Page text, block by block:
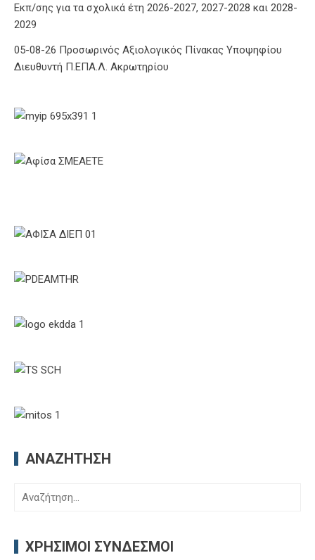
Εκπ/σης για τα σχολικά έτη 2026-2027, 2027-2028 και 2028-
2029
05-08-26 Προσωρινός Αξιολογικός Πίνακας Υποψηφίου
Διευθυντή Π.ΕΠΑ.Λ. Ακρωτηρίου
ΑΝΑΖΉΤΗΣΗ
Αναζήτηση
ΧΡΉΣΙΜΟΙ ΣΎΝΔΕΣΜΟΙ